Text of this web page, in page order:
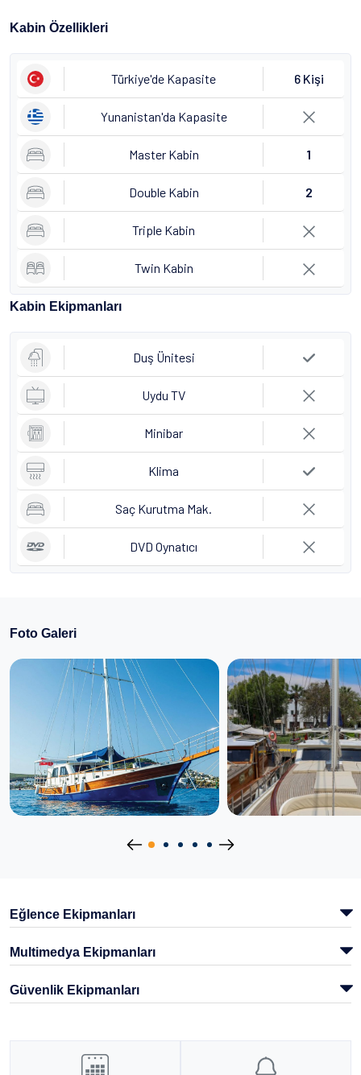
Kabin Özellikleri
Türkiye'de Kapasite 6 Kişi
Yunanistan'da Kapasite
Master Kabin 1
Double Kabin 2
Triple Kabin
Twin Kabin
Kabin Ekipmanları
Duş Ünitesi
Uydu TV
Minibar
Klima
Saç Kurutma Mak.
DVD Oynatıcı
Foto Galeri
Eğlence Ekipmanları
Multimedya Ekipmanları
Güvenlik Ekipmanları